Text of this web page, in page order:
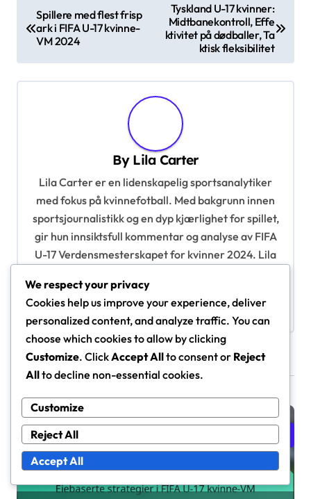
o
o
n
Spillere med flest frisp
ark i FIFA U-17 kvinne-
VM 2024
Tyskland U-17 kvinner:
Midtbanekontroll, Effe
ktivitet på dødballer, Ta
ktisk fleksibilitet
By Lila Carter
Lila Carter er en lidenskapelig sportsanalytiker
med fokus på kvinnefotball. Med bakgrunn innen
sportsjournalistikk og en dyp kjærlighet for spillet,
gir hun innsiktsfull kommentar og analyse av FIFA
U-17 Verdensmesterskapet for kvinner 2024. Lila
styrke neste generasjon av kvinnelige
idrettsutøvere.
Related Posts
Kampstrategier i FIFA U-17 Verdensmesterskap for kvinner
2024
We respect your privacy
Cookies help us improve your experience, deliver
personalized content, and analyze traffic. You can
choose which cookies to allow by clicking
Customize. ClickAccept Allto consent or Reject
Allto decline non-essential cookies.
Customize
Reject All
Accept All